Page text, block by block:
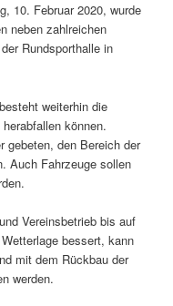
10. Februar 2020, wurde
neben zahlreichen
Rundsporthalle in
weiterhin die
können.
gebeten, den Bereich der
Auch Fahrzeuge sollen
Vereinsbetrieb bis auf
bessert, kann
mit dem Rückbau der
werden.